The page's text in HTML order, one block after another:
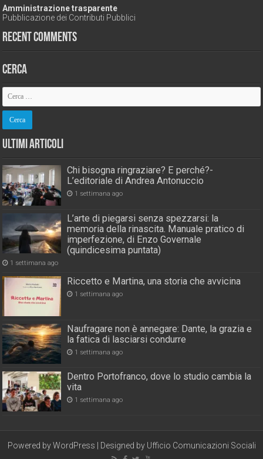
Amministrazione trasparente
Pubblicazione dei Contributi Pubblici
Recent Comments
Cerca
Ultimi Articoli
Chi bisogna ringraziare? E perché?-
L’editoriale di Andrea Antonuccio
1 settimana ago
L’arte di piegarsi senza spezzarsi: la
memoria della rinascita. Manuale pratico di
imperfezione, di Enzo Governale
(quindicesima puntata)
1 settimana ago
Riccetto e Martina, una storia che avvicina
1 settimana ago
Naufragare non è annegare: Dante, la grazia e
la fatica di lasciarsi condurre
1 settimana ago
Dentro Portofranco, dove lo studio cambia la
vita
1 settimana ago
Powered byWordPress | Designed by Ufficio Comunicazioni Sociali